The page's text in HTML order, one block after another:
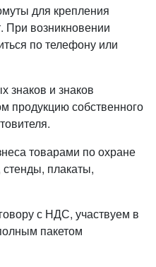
для крепления
При возникновении
по телефону или
знаков и знаков
продукцию собственного
товарами по охране
плакаты,
с НДС, участвуем в
пакетом